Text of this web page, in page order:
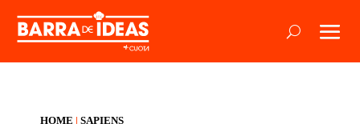
HOME SAPIENS